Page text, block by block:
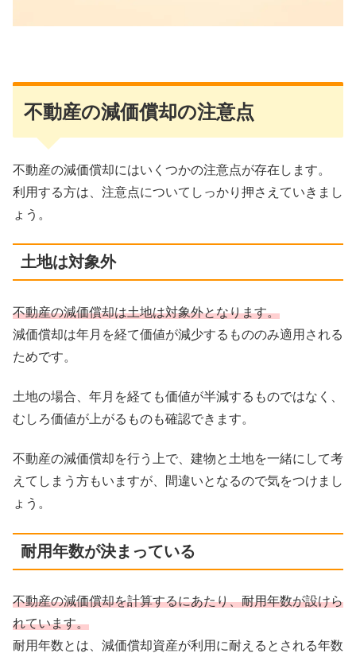
不動産の減価償却の注意点
不動産の減価償却にはいくつかの注意点が存在します。
利用する方は、注意点についてしっかり押さえていきまし
ょう。
土地は対象外
不動産の減価償却は土地は対象外となります。
減価償却は年月を経て価値が減少するもののみ適用される
ためです。
土地の場合、年月を経ても価値が半減するものではなく、
むしろ価値が上がるものも確認できます。
不動産の減価償却を行う上で、建物と土地を一緒にして考
えてしまう方もいますが、間違いとなるので気をつけまし
ょう。
耐用年数が決まっている
不動産の減価償却を計算するにあたり、耐用年数が設けら
れています。
耐用年数とは、減価償却資産が利用に耐えるとされる年数